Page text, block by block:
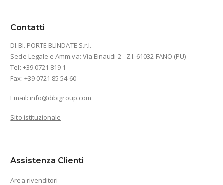
Contatti
DI.BI. PORTE BLINDATE S.r.l.
Sede Legale e Amm.va: Via Einaudi 2 - Z.I. 61032 FANO (PU)
Tel: +39 0721 819 1
Fax: +39 0721 85 54 60
Email: info@dibigroup.com
Sito istituzionale
Assistenza Clienti
Area rivenditori